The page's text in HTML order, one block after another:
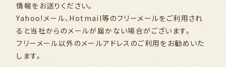
情報をお送りください。
Yahoo!メール、Hotmail等のフリーメールをご利用され
ると当社からのメールが届かない場合がございます。
フリーメール以外のメールアドレスのご利用をお勧めいた
します。